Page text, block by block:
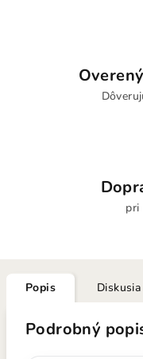
pri
Popis Diskusia
Podrobný